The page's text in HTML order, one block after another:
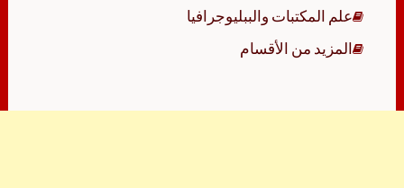
علم المكتبات والببليوجرافيا
المزيد من الأقسام